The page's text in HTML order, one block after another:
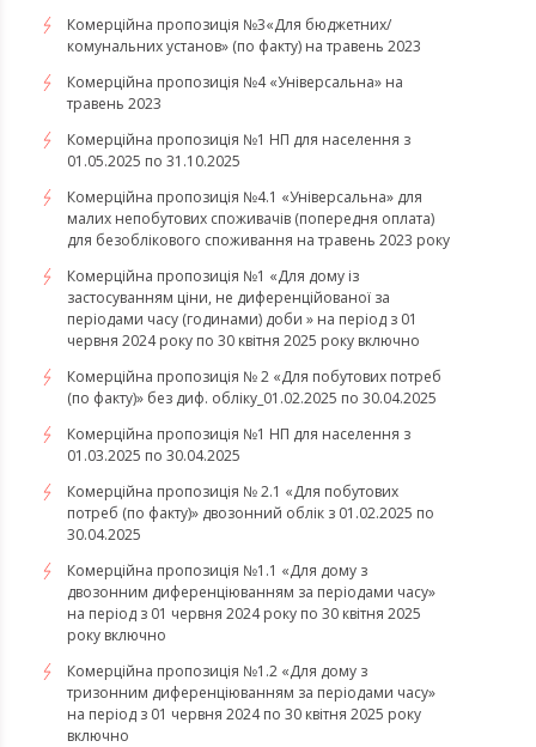
​​​​​​​Комерційна пропозиція №3«Для бюджетних/
комунальних установ» (по факту) на травень 2023
Комерційна пропозиція №4 «Універсальна» на
травень 2023
Комерційна пропозиція №1 НП для населення з
01.05.2025 по 31.10.2025
Комерційна пропозиція №4.1 «Універсальна» для
малих непобутових споживачів (попередня оплата)
для безоблікового споживання на травень 2023 року
Комерційна пропозиція №1 «Для дому із
застосуванням ціни, не диференційованої за
періодами часу (годинами) доби » на період з 01
червня 2024 року по 30 квітня 2025 року включно
Комерційна пропозиція № 2 «Для побутових потреб
(по факту)» без диф. обліку_01.02.2025 по 30.04.2025
Комерційна пропозиція №1 НП для населення з
01.03.2025 по 30.04.2025
Комерційна пропозиція № 2.1 «Для побутових
потреб (по факту)» двозонний облік з 01.02.2025 по
30.04.2025
Комерційна пропозиція №1.1 «Для дому з
двозонним диференціюванням за періодами часу»
на період з 01 червня 2024 року по 30 квітня 2025
року включно
Комерційна пропозиція №1.2 «Для дому з
тризонним диференціюванням за періодами часу»
на період з 01 червня 2024 по 30 квітня 2025 року
включно